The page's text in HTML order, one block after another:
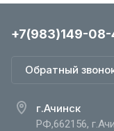
+7(983)149-08-
Обратный
г.Ачинск
РФ,662156,